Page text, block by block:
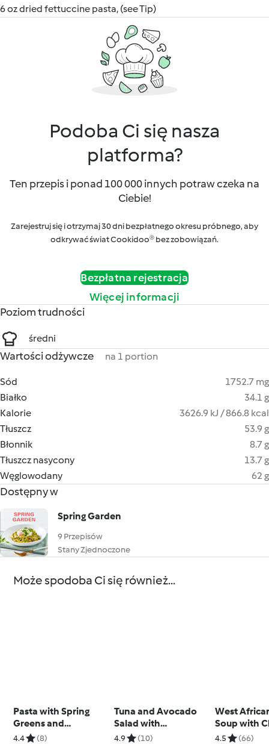
6 oz dried fettuccine pasta, (see Tip)
Podoba Ci się nasza
platforma?
Ten przepis i ponad 100 000 innych potraw czeka na
Ciebie!
Zarejestruj się i otrzymaj 30 dni bezpłatnego okresu próbnego, aby
odkrywać świat Cookidoo® bez zobowiązań.
Bezpłatna rejestracja
Więcej informacji
Poziom trudności
średni
Wartości odżywcze na 1 portion
Sód
1752.7 mg
Białko
34.1 g
Kalorie
3626.9 kJ / 866.8 kcal
Tłuszcz
53.9 g
Błonnik
8.7 g
Tłuszcz nasycony
13.7 g
Węglowodany
62 g
Dostępny w
Spring Garden
9 Przepisów
Stany Zjednoczone
Może spodoba Ci się również...
Pasta with Spring
Greens and
Parmesan Bread
4.4 (8)
Tuna and Avocado
Salad with
Fermented Onions
4.9 (10)
West
Soup with
4.5 (66)